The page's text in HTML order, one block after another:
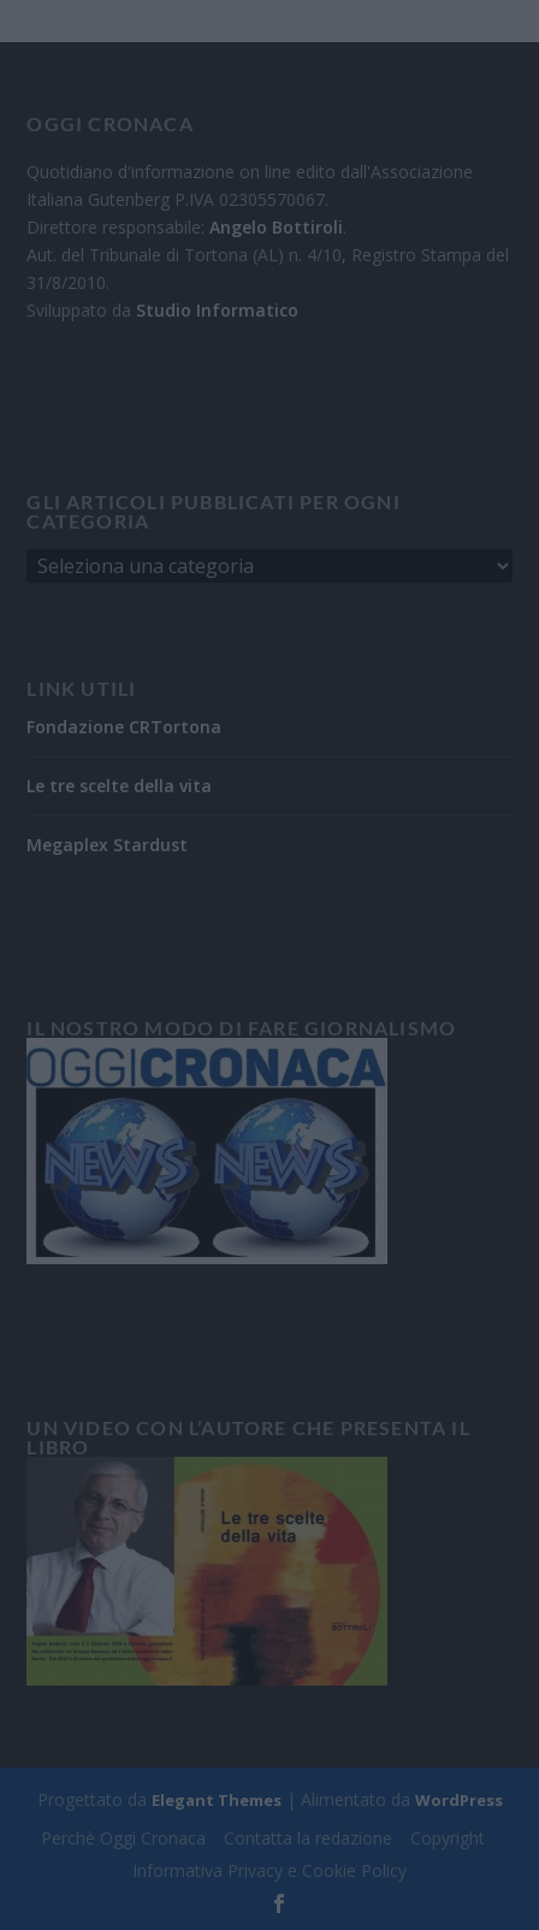
OGGI CRONACA
Quotidiano d'informazione on line edito dall'Associazione
Italiana Gutenberg P.IVA 02305570067.
Direttore responsabile:Angelo Bottiroli.
Aut. del Tribunale di Tortona (AL) n. 4/10, Registro Stampa del
31/8/2010.
Sviluppato da Studio Informatico
GLI ARTICOLI PUBBLICATI PER OGNI
CATEGORIA
LINK UTILI
Fondazione CRTortona
Le tre scelte della vita
Megaplex Stardust
IL NOSTRO MODO DI FARE GIORNALISMO
UN VIDEO CON L’AUTORE CHE PRESENTA IL
LIBRO
Progettato da Elegant Themes| Alimentato da WordPress
Perchè Oggi Cronaca Contatta la redazione
Copyright
Informativa Privacy e Cookie Policy